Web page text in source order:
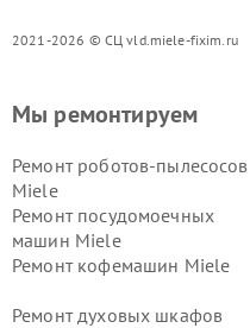
2021-2026 © СЦ vld.miele-fixim.ru
Мы ремонтируем
Ремонт роботов-пылесосов
Miele
Ремонт посудомоечных
машин Miele
Ремонт кофемашин Miele
Ремонт духовых шкафов